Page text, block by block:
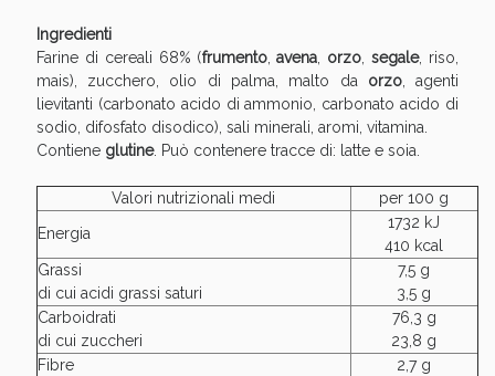
Ingredienti
Farine di cereali 68% (frumento,avena orzo ,segale, riso,
mais), zucchero, olio di palma, malto da orzo, agenti
lievitanti (carbonato acido di ammonio, carbonato acido di
sodio, difosfato disodico), sali minerali, aromi, vitamina.
Contiene glutine. Può contenere tracce di: latte e soia.
Valori nutrizionali medi
per 100 g
Energia
1732 kJ
410 kcal
Grassi
di cui acidi grassi saturi
7,5 g
3,5 g
Carboidrati
di cui zuccheri
76,3 g
23,8 g
Fibre
2,7 g
Sconto fino al 55% disponibile oggi!